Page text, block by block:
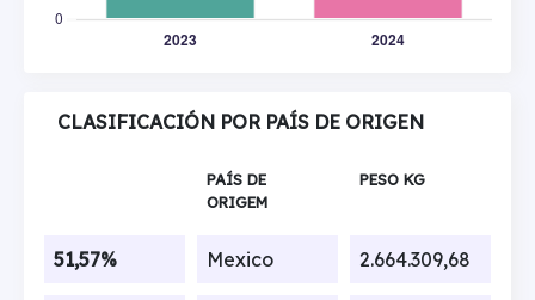
CLASIFICACIÓN POR PAÍS DE ORIGEN
PAÍS DE
ORIGEM
PESO KG
51,57% Mexico 2.664.309,68